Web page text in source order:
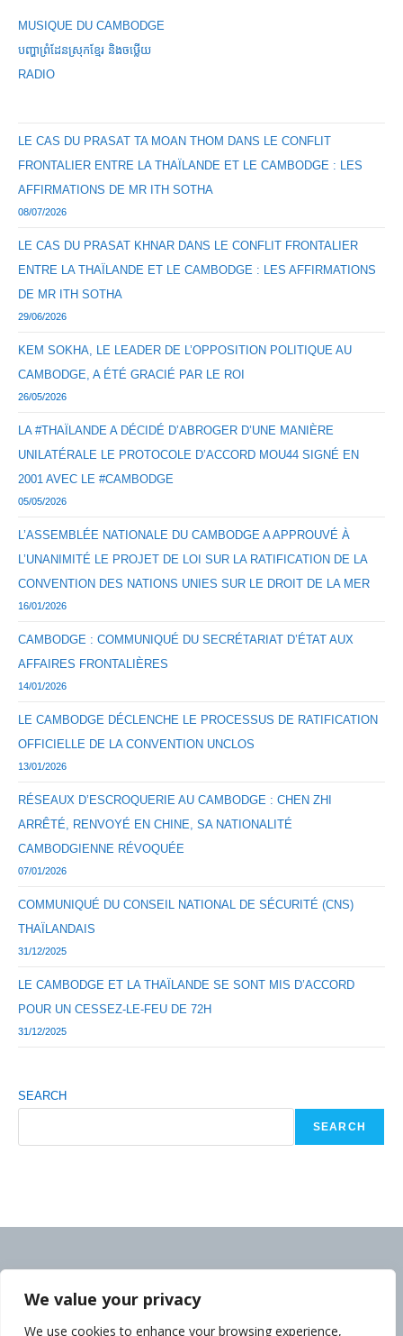
We value your privacy
We use cookies to enhance your browsing experience,
MUSIQUE DU CAMBODGE
បញ្ហាព្រំដែនស្រុកខ្មែរ និងចឞ្លើយ
RADIO
LE CAS DU PRASAT TA MOAN THOM DANS LE CONFLIT
FRONTALIER ENTRE LA THAÏLANDE ET LE CAMBODGE : LES
AFFIRMATIONS DE MR ITH SOTHA
08/07/2026
LE CAS DU PRASAT KHNAR DANS LE CONFLIT FRONTALIER
ENTRE LA THAÏLANDE ET LE CAMBODGE : LES AFFIRMATIONS
DE MR ITH SOTHA
29/06/2026
KEM SOKHA, LE LEADER DE L’OPPOSITION POLITIQUE AU
CAMBODGE, A ÉTÉ GRACIÉ PAR LE ROI
26/05/2026
LA #THAÏLANDE A DÉCIDÉ D’ABROGER D’UNE MANIÈRE
UNILATÉRALE LE PROTOCOLE D’ACCORD MOU44 SIGNÉ EN
2001 AVEC LE #CAMBODGE
05/05/2026
L’ASSEMBLÉE NATIONALE DU CAMBODGE A APPROUVÉ À
L’UNANIMITÉ LE PROJET DE LOI SUR LA RATIFICATION DE LA
CONVENTION DES NATIONS UNIES SUR LE DROIT DE LA MER
16/01/2026
CAMBODGE : COMMUNIQUÉ DU SECRÉTARIAT D’ÉTAT AUX
AFFAIRES FRONTALIÈRES
14/01/2026
LE CAMBODGE DÉCLENCHE LE PROCESSUS DE RATIFICATION
OFFICIELLE DE LA CONVENTION UNCLOS
13/01/2026
RÉSEAUX D’ESCROQUERIE AU CAMBODGE : CHEN ZHI
ARRÊTÉ, RENVOYÉ EN CHINE, SA NATIONALITÉ
CAMBODGIENNE RÉVOQUÉE
07/01/2026
COMMUNIQUÉ DU CONSEIL NATIONAL DE SÉCURITÉ (CNS)
THAÏLANDAIS
31/12/2025
LE CAMBODGE ET LA THAÏLANDE SE SONT MIS D’ACCORD
POUR UN CESSEZ-LE-FEU DE 72H
31/12/2025
SEARCH
SEARCH